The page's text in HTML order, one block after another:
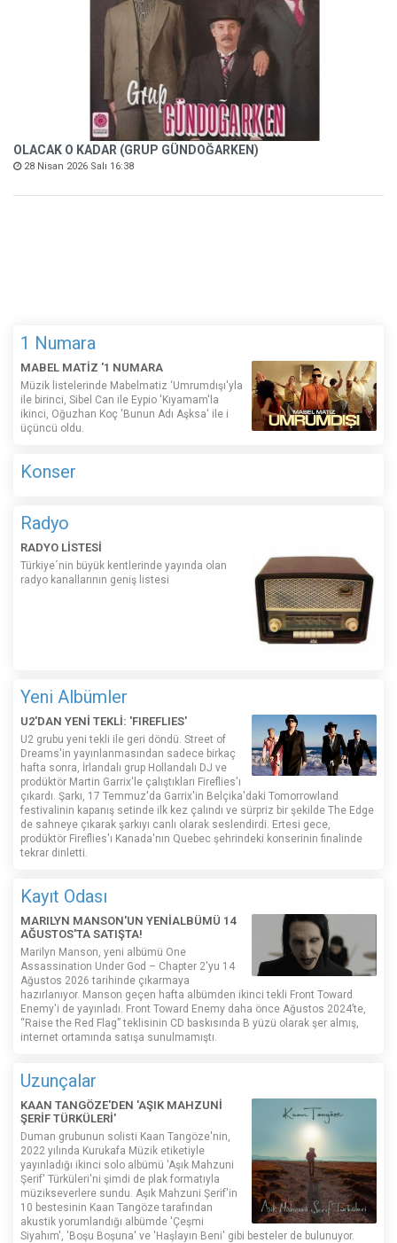
OLACAK O KADAR (GRUP GÜNDOĞARKEN)
28 Nisan 2026 Salı 16:38
1 Numara
MABEL MATİZ '1 NUMARA
Müzik listelerinde Mabelmatiz ‘Umrumdışı'yla
ile birinci, Sibel Can ile Eypio 'Kıyamam'la
ikinci, Oğuzhan Koç 'Bunun Adı Aşksa' ile i
üçüncü oldu.
Konser
Radyo
RADYO LİSTESİ
Türkiye´nin büyük kentlerinde yayında olan
radyo kanallarının geniş listesi
Yeni Albümler
U2'DAN YENİ TEKLİ: 'FIREFLIES'
U2 grubu yeni tekli ile geri döndü. Street of
Dreams'in yayınlanmasından sadece birkaç
hafta sonra, İrlandalı grup Hollandalı DJ ve
prodüktör Martin Garrix'le çalıştıkları Fireflies'ı
çıkardı. Şarkı, 17 Temmuz'da Garrix'in Belçika'daki Tomorrowland
festivalinin kapanış setinde ilk kez çalındı ​​ve sürpriz bir şekilde The Edge
de sahneye çıkarak şarkıyı canlı olarak seslendirdi. Ertesi gece,
prodüktör Fireflies'ı Kanada'nın Quebec şehrindeki konserinin finalinde
tekrar dinletti.
Kayıt Odası
MARILYN MANSON'UN YENİALBÜMÜ 14
AĞUSTOS'TA SATIŞTA!
Marilyn Manson, yeni albümü One
Assassination Under God – Chapter 2'yu 14
Ağustos 2026 tarihinde çıkarmaya
hazırlanıyor. Manson geçen hafta albümden ikinci tekli Front Toward
Enemy'i de yayınladı. Front Toward Enemy daha önce Ağustos 2024’te,
“Raise the Red Flag” teklisinin CD baskısında B yüzü olarak şer almış,
internet ortamında satışa sunulmamıştı.
Uzunçalar
KAAN TANGÖZE'DEN 'AŞIK MAHZUNİ
ŞERİF TÜRKÜLERİ'
Duman grubunun solisti Kaan Tangöze'nin,
2022 yılında Kurukafa Müzik etiketiyle
yayınladığı ikinci solo albümü 'Aşık Mahzuni
Şerif' Türküleri'ni şimdi de plak formatıyla
müzikseverlere sundu. Aşık Mahzuni Şerif'in
10 bestesinin Kaan Tangöze tarafından
akustik yorumlandığı albümde 'Çeşmi
Siyahım', 'Boşu Boşuna' ve 'Haşlayın Beni' gibi besteler de bulunuyor.